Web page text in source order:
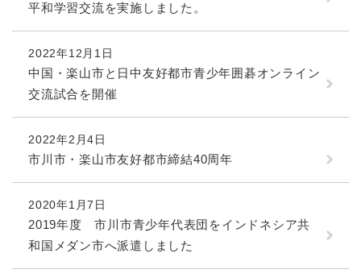
平和学習交流を実施しました。
2022年12月1日
中国・楽山市と日中友好都市青少年囲碁オンライン
交流試合を開催
2022年2月4日
市川市・楽山市友好都市締結40周年
2020年1月7日
2019年度 市川市青少年代表団をインドネシア共
和国メダン市へ派遣しました